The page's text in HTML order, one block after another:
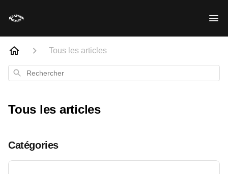
Tous les articles
Rechercher
Tous les articles
Catégories